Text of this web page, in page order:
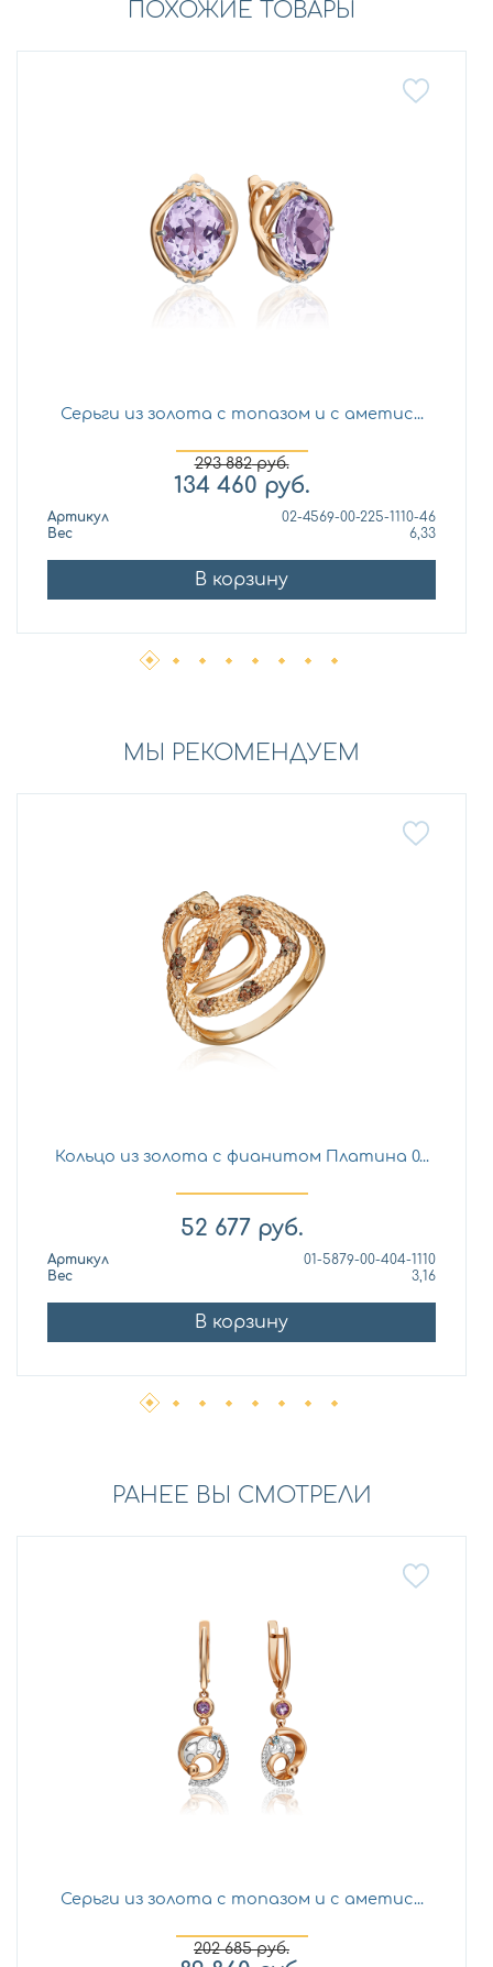
ПОХОЖИЕ ТОВАРЫ
Серьги из золота с топазом и с аметис...
293 882руб.
134 460 руб.
Артикул
02-4569-00-225-1110-46
Вес
6,33
В корзину
МЫ РЕКОМЕНДУЕМ
Кольцо из золота с фианитом Платина 0...
52 677 руб.
Артикул
01-5879-00-404-1110
Вес
3,16
В корзину
РАНЕЕ ВЫ СМОТРЕЛИ
Серьги из золота с топазом и с аметис...
202 685руб.